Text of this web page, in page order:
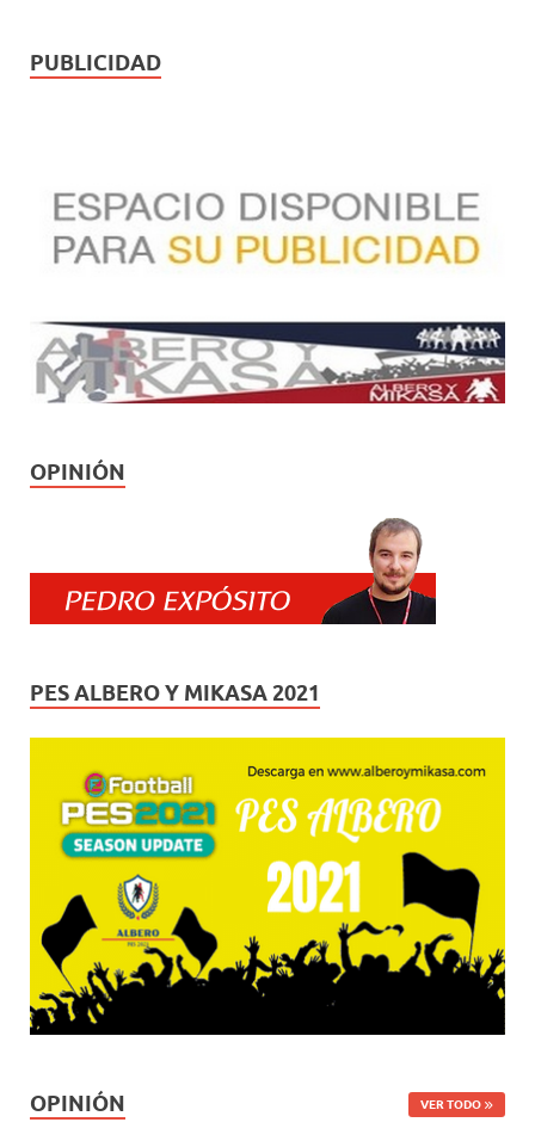
PUBLICIDAD
OPINIÓN
PES ALBERO Y MIKASA 2021
OPINIÓN VER TODO